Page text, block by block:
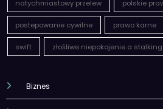
swift złośliwe niepokojenie a stalking
Biznes
Edukacja